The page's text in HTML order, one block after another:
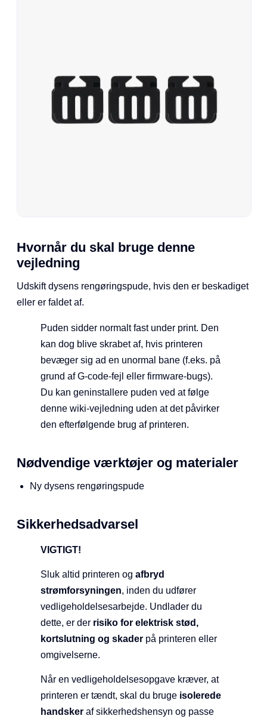
Hvornår du skal bruge denne
vejledning
Udskift dysens rengøringspude, hvis den er beskadiget
eller er faldet af.
Puden sidder normalt fast under print. Den
kan dog blive skrabet af, hvis printeren
bevæger sig ad en unormal bane (f.eks. på
grund af G-code-fejl eller firmware-bugs).
Du kan geninstallere puden ved at følge
denne wiki-vejledning uden at det påvirker
den efterfølgende brug af printeren.
Nødvendige værktøjer og materialer
Ny dysens rengøringspude
Sikkerhedsadvarsel
VIGTIGT!
Sluk altid printeren og afbryd
strømforsyningen, inden du udfører
vedligeholdelsesarbejde. Undlader du
dette, er der risiko for elektrisk stød,
kortslutning og skader på printeren eller
omgivelserne.
Når en vedligeholdelsesopgave kræver, at
printeren er tændt, skal du bruge isolerede
handsker af sikkerhedshensyn og passe